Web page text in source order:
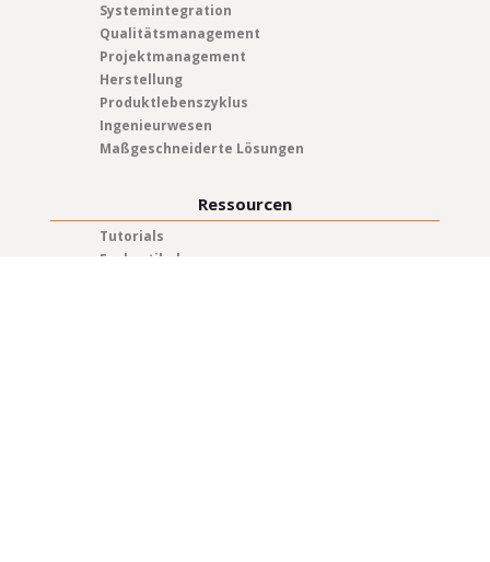
Systemintegration
Qualitätsmanagement
Projektmanagement
Herstellung
Produktlebenszyklus
Ingenieurwesen
Maßgeschneiderte Lösungen
Ressourcen
Tutorials
Fachartikel